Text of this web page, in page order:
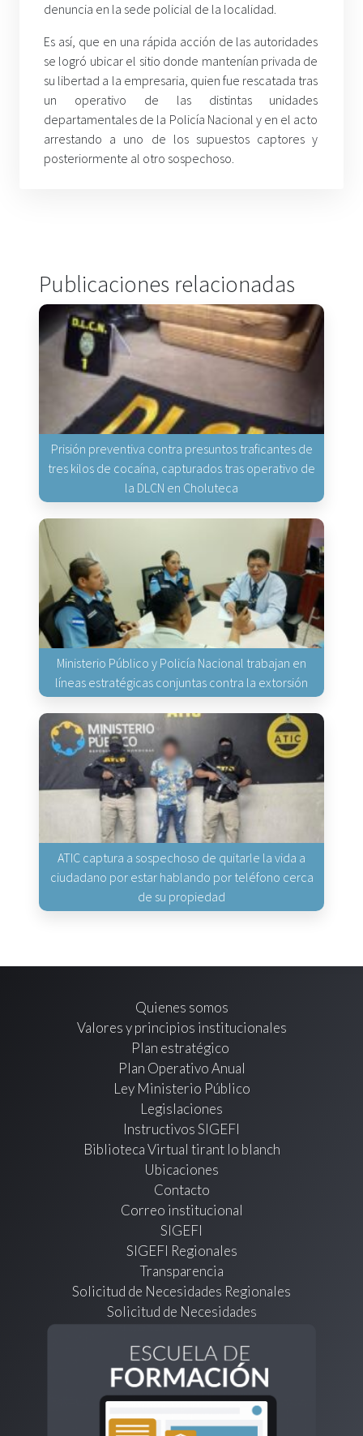
denuncia en la sede policial de la localidad.
Es así, que en una rápida acción de las autoridades
se logró ubicar el sitio donde mantenían privada de
su libertad a la empresaria, quien fue rescatada tras
un operativo de las distintas unidades
departamentales de la Policía Nacional y en el acto
arrestando a uno de los supuestos captores y
posteriormente al otro sospechoso.
Publicaciones relacionadas
Prisión preventiva contra presuntos traficantes de
tres kilos de cocaína, capturados tras operativo de
la DLCN en Choluteca
Ministerio Público y Policía Nacional trabajan en
líneas estratégicas conjuntas contra la extorsión
ATIC captura a sospechoso de quitarle la vida a
ciudadano por estar hablando por teléfono cerca
de su propiedad
Quienes somos
Valores y principios institucionales
Plan estratégico
Plan Operativo Anual
Ley Ministerio Público
Legislaciones
Instructivos SIGEFI
Biblioteca Virtual tirant lo blanch
Ubicaciones
Contacto
Correo institucional
SIGEFI
SIGEFI Regionales
Transparencia
Solicitud de Necesidades Regionales
Solicitud de Necesidades